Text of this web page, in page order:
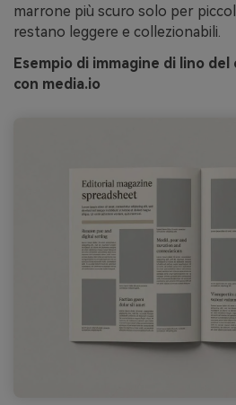
marrone più scuro solo per
restano leggere e collezionabili.
Esempio di immagine di lino
con media.io